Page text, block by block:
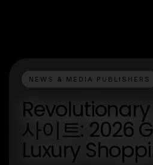
NEWS & MEDIA PUBLISHERS
사이트: 2026
Luxury